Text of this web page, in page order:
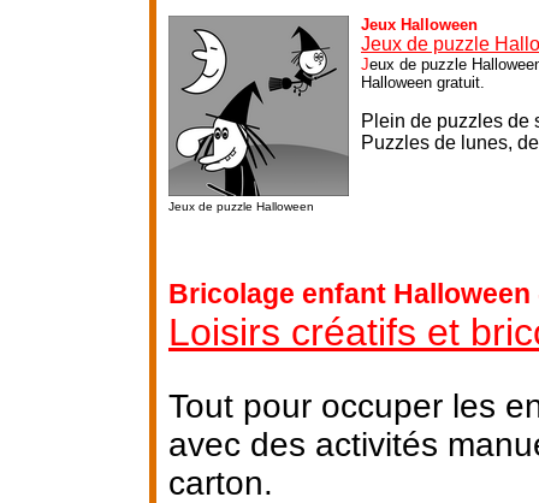
Jeux de puzzle Halloween
Jeux Halloween
Jeux de puzzle
Jeux de puzzle
Halloween gratuit.
Plein de puzzles de
Puzzles de lunes,
Bricolage enfant
Loisirs créatifs et
Tout pour occuper les
avec des activités
carton.